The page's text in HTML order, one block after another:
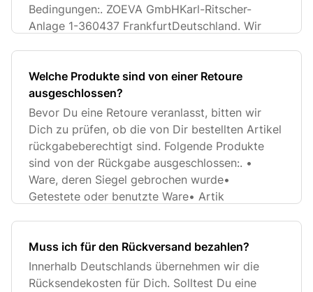
Bedingungen:. ZOEVA GmbHKarl-Ritscher-
Anlage 1-360437 FrankfurtDeutschland. Wir
Welche Produkte sind von einer Retoure
ausgeschlossen?
Bevor Du eine Retoure veranlasst, bitten wir
Dich zu prüfen, ob die von Dir bestellten Artikel
rückgabeberechtigt sind. Folgende Produkte
sind von der Rückgabe ausgeschlossen:. •
Ware, deren Siegel gebrochen wurde•
Getestete oder benutzte Ware• Artik
Muss ich für den Rückversand bezahlen?
Innerhalb Deutschlands übernehmen wir die
Rücksendekosten für Dich. Solltest Du eine